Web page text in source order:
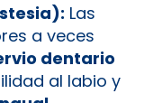
Las
a veces
dentario
al labio y